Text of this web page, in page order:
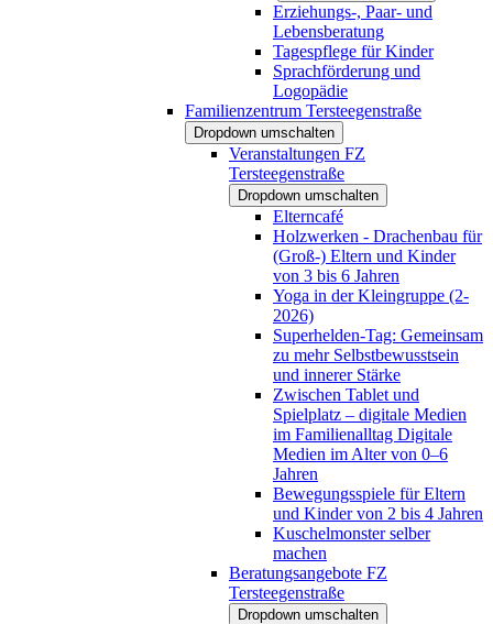
Erziehungs-, Paar- und
Lebensberatung
Tagespflege für Kinder
Sprachförderung und
Logopädie
Familienzentrum Tersteegenstraße
Dropdown umschalten
Veranstaltungen FZ
Tersteegenstraße
Dropdown umschalten
Elterncafé
Holzwerken - Drachenbau für
(Groß-) Eltern und Kinder
von 3 bis 6 Jahren
Yoga in der Kleingruppe (2-
2026)
Superhelden-Tag: Gemeinsam
zu mehr Selbstbewusstsein
und innerer Stärke
Zwischen Tablet und
Spielplatz – digitale Medien
im Familienalltag Digitale
Medien im Alter von 0–6
Jahren
Bewegungsspiele für Eltern
und Kinder von 2 bis 4 Jahren
Kuschelmonster selber
machen
Beratungsangebote FZ
Tersteegenstraße
Dropdown umschalten